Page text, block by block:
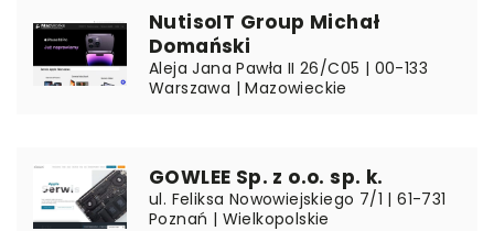
NutisoIT Group Michał
Domański
Aleja Jana Pawła II 26/C05 | 00-133
Warszawa | Mazowieckie
GOWLEE Sp. z o.o. sp. k.
ul. Feliksa Nowowiejskiego 7/1 | 61-731
Poznań | Wielkopolskie